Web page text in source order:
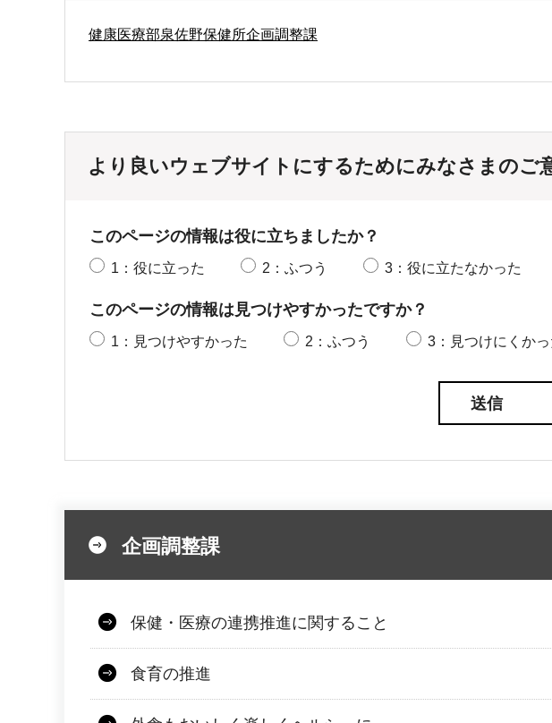
健康医療部泉佐野保健所企画調整課
より良いウェブサイトにするためにみなさまのご
このページの情報は役に立ちましたか？
1：役に立った 2：ふつう 3：役に立たなかった
このページの情報は見つけやすかったですか？
1：見つけやすかった 2：ふつう 3：見つけにくかっ
企画調整課
保健・医療の連携推進に関すること
食育の推進